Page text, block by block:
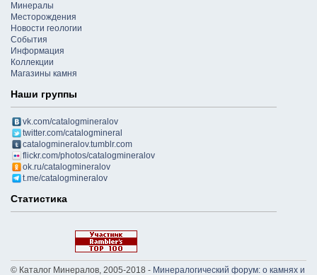
Минералы
Месторождения
Новости геологии
События
Информация
Коллекции
Магазины камня
Наши группы
vk.com/catalogmineralov
twitter.com/catalogmineral
catalogmineralov.tumblr.com
flickr.com/photos/catalogmineralov
ok.ru/catalogmineralov
t.me/catalogmineralov
Статистика
© Каталог Минералов, 2005-2018 - Минералогический форум: о камнях и